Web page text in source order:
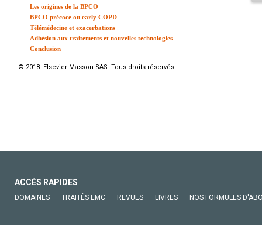
Les origines de la BPCO
BPCO précoce ou early COPD
Télémédecine et exacerbations
Adhésion aux traitements et nouvelles technologies
Conclusion
© 2018 Elsevier Masson SAS. Tous droits réservés.
ACCÈS RAPIDES
DOMAINES TRAITÉS EMC REVUES LIVRES NOS FORMULES